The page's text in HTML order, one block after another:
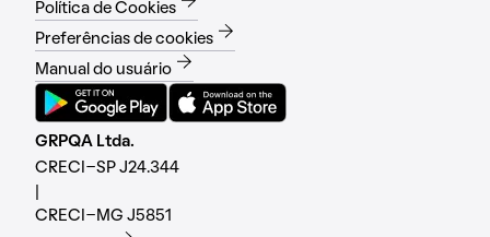
Política de Cookies
Preferências de cookies
Manual do usuário
GRPQA Ltda.
CRECI-SP J24.344
CRECI-MG J5851